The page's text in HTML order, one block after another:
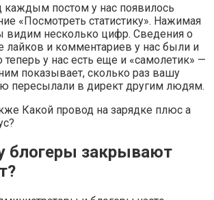
каждым постом у нас появилось
«Посмотреть статистику». Нажимая
видим несколько цифр. Сведения о
лайков и комментариев у нас были и
у нас есть еще и «самолетик» —
показывает, сколько раз вашу
пересылали в директ другим людям.
Какой провод на зарядке плюс а
блогеры закрывают